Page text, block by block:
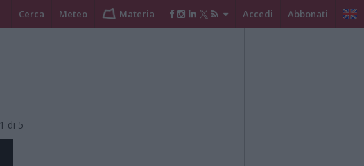
Cerca Meteo Materia Accedi Abbonati
1 di 5